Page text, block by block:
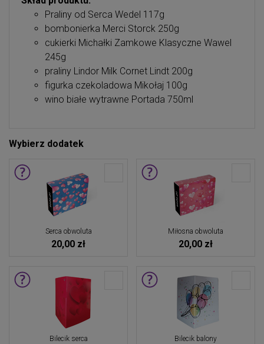
Praliny od Serca Wedel 117g
bombonierka Merci Storck 250g
cukierki Michałki Zamkowe Klasyczne Wawel
245g
praliny Lindor Milk Cornet Lindt 200g
figurka czekoladowa Mikołaj 100g
wino białe wytrawne Portada 750ml
Wybierz dodatek
Serca obwoluta
20,00 zł
Miłosna obwoluta
20,00 zł
Bilecik serca Bilecik balony